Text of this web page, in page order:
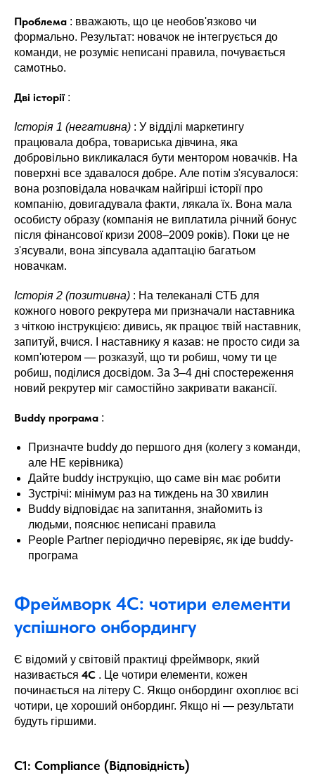
Проблема : вважають, що це необов'язково чи
формально. Результат: новачок не інтегрується до
команди, не розуміє неписані правила, почувається
самотньо.
Дві історії:
Історія 1 (негативна) : У відділі маркетингу
працювала добра, товариська дівчина, яка
добровільно викликалася бути ментором новачків. На
поверхні все здавалося добре. Але потім з'ясувалося:
вона розповідала новачкам найгірші історії про
компанію, довигадувала факти, лякала їх. Вона мала
особисту образу (компанія не виплатила річний бонус
після фінансової кризи 2008–2009 років). Поки це не
з'ясували, вона зіпсувала адаптацію багатьом
новачкам.
Історія 2 (позитивна) : На телеканалі СТБ для
кожного нового рекрутера ми призначали наставника
з чіткою інструкцією: дивись, як працює твій наставник,
запитуй, вчися. І наставнику я казав: не просто сиди за
комп'ютером — розказуй, ​​що ти робиш, чому ти це
робиш, поділися досвідом. За 3–4 дні спостереження
новий рекрутер міг самостійно закривати вакансії.
Buddy програма :
Призначте buddy до першого дня (колегу з команди,
але НЕ керівника)
Дайте buddy інструкцію, що саме він має робити
Зустрічі: мінімум раз на тиждень на 30 хвилин
Buddy відповідає на запитання, знайомить із
людьми, пояснює неписані правила
People Partner періодично перевіряє, як іде buddy-
програма
Фреймворк 4C: чотири елементи
успішного онбордингу
Є відомий у світовій практиці фреймворк, який
називається 4C . Це чотири елементи, кожен
починається на літеру C. Якщо онбординг охоплює всі
чотири, це хороший онбординг. Якщо ні — результати
будуть гіршими.
C1: Compliance (Відповідність)